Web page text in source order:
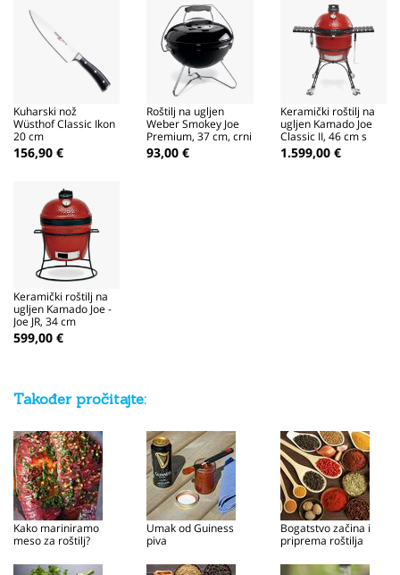
Kuharski nož
Wüsthof Classic Ikon
20 cm
156,90 €
Roštilj na ugljen
Weber Smokey Joe
Premium, 37 cm, crni
93,00 €
Keramički roštilj na
ugljen Kamado Joe
Classic II, 46 cm s
kolicima
1.599,00 €
Keramički roštilj na
ugljen Kamado Joe -
Joe JR, 34 cm
599,00 €
Također pročitajte:
Kako mariniramo
meso za roštilj?
Umak od Guiness
piva
Bogatstvo začina i
priprema roštilja